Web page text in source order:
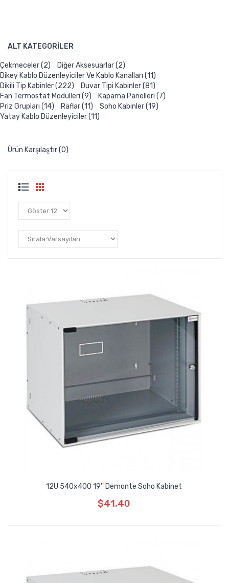
ALT KATEGORILER
Çekmeceler (2)
Diğer Aksesuarlar (2)
Dikey Kablo Düzenleyiciler Ve Kablo Kanalları (11)
Dikili Tip Kabinler (222)
Duvar Tipi Kabinler (81)
Fan Termostat Modülleri (9)
Kapama Panelleri (7)
Priz Grupları (14)
Raflar (11)
Soho Kabinler (19)
Yatay Kablo Düzenleyiciler (11)
Ürün Karşılaştır (0)
12U 540x400 19'' Demonte Soho Kabinet
$41,40